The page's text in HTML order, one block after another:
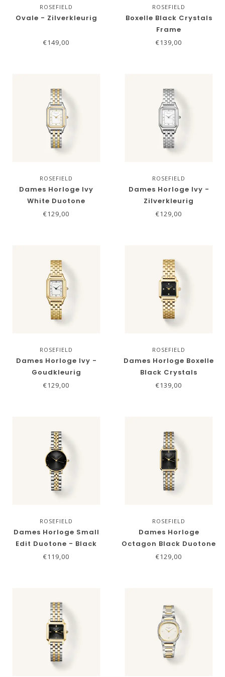
ROSEFIELD
Ovale - Zilverkleurig
€149,00
ROSEFIELD
Boxelle Black Crystals
Frame
€139,00
ROSEFIELD
Dames Horloge Ivy
White Duotone
€129,00
ROSEFIELD
Dames Horloge Ivy -
Zilverkleurig
€129,00
ROSEFIELD
Dames Horloge Ivy -
Goudkleurig
€129,00
ROSEFIELD
Dames Horloge Boxelle
Black Crystals
€139,00
ROSEFIELD
Dames Horloge Small
Edit Duotone - Black
€119,00
ROSEFIELD
Dames Horloge
Octagon Black Duotone
€129,00